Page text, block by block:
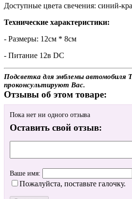
Доступные цвета свечения: синий-
Технические характеристики:
- Размеры: 12см * 8см
- Питание 12в DC
Подсветка для эмблемы автомобиля
проконсультируют Вас.
Отзывы об этом товаре:
Пока нет ни одного отзыва
Оставить свой отзыв:
Ваше имя:
Пожалуйста, поставьте галочку.